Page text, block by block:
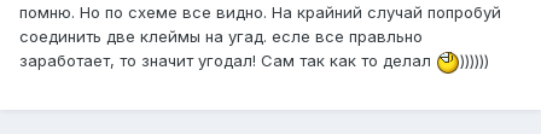
помню. Но по схеме все видно. На крайний случай попробуй
соединить две клеймы на угад. есле все правльно
заработает, то значит угодал! Сам так как то делал
))))))